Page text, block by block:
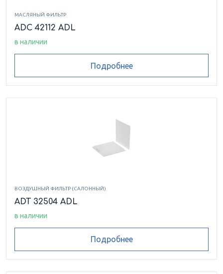
МАСЛЯНЫЙ ФИЛЬТР
ADC 42112 ADL
в наличии
Подробнее
ВОЗДУШНЫЙ ФИЛЬТР (САЛОННЫЙ)
ADT 32504 ADL
в наличии
Подробнее